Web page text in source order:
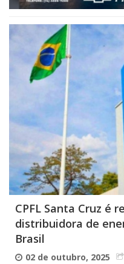
CPFL Santa Cruz é
distribuidora de
Brasil
02 de outubro, 2025